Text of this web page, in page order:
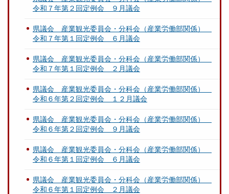
令和７年第２回定例会 ９月議会
県議会 産業観光委員会・分科会（産業労働部関係）
令和７年第１回定例会 ６月議会
県議会 産業観光委員会・分科会（産業労働部関係）
令和７年第１回定例会 ２月議会
県議会 産業観光委員会・分科会（産業労働部関係）
令和６年第２回定例会 １２月議会
県議会 産業観光委員会・分科会（産業労働部関係）
令和６年第２回定例会 ９月議会
県議会 産業観光委員会・分科会（産業労働部関係）
令和６年第１回定例会 ６月議会
県議会 産業観光委員会・分科会（産業労働部関係）
令和６年第１回定例会 ２月議会